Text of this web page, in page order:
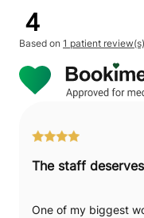
4
Based on 1 patient review(s)
One of my biggest